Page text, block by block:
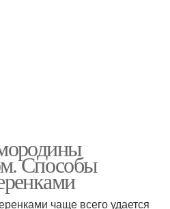
Способы
чаще всего удается